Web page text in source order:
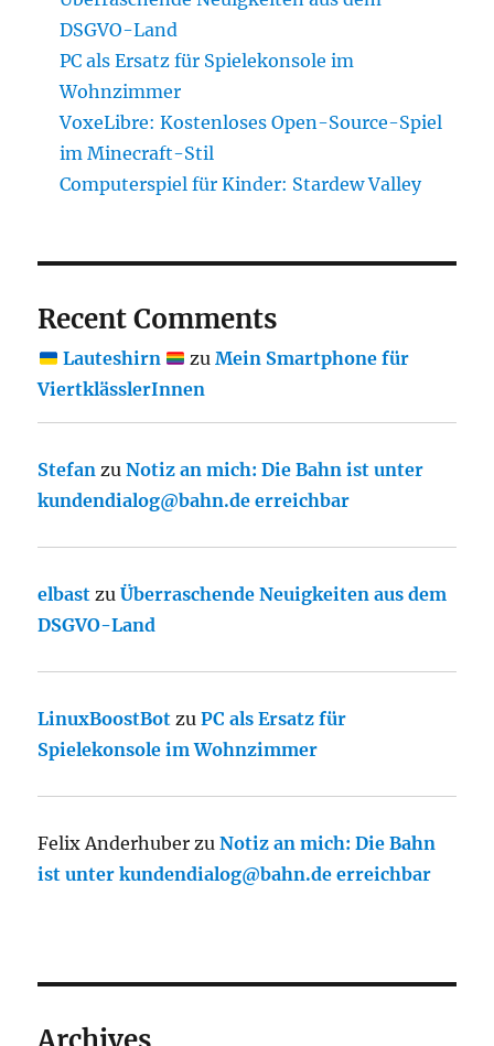
DSGVO-Land
PC als Ersatz für Spielekonsole im
Wohnzimmer
VoxeLibre: Kostenloses Open-Source-Spiel
im Minecraft-Stil
Computerspiel für Kinder: Stardew Valley
Recent Comments
Lauteshirn zu Mein Smartphone für
ViertklässlerInnen
Stefan zuNotiz an mich: Die Bahn ist unter
kundendialog@bahn.de erreichbar
elbast zuÜberraschende Neuigkeiten aus dem
DSGVO-Land
LinuxBoostBot zuPC als Ersatz für
Spielekonsole im Wohnzimmer
Felix Anderhuber zuNotiz an mich: Die Bahn
ist unter kundendialog@bahn.de erreichbar